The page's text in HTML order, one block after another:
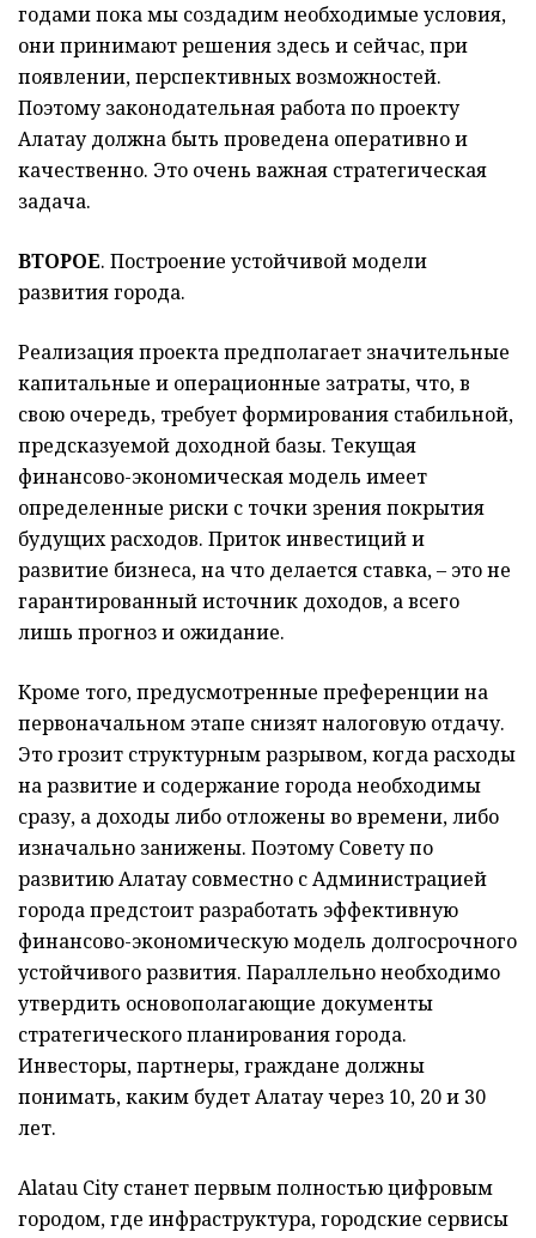
годами пока мы создадим необходимые условия,
они принимают решения здесь и сейчас, при
появлении, перспективных возможностей.
Поэтому законодательная работа по проекту
Алатау должна быть проведена оперативно и
качественно. Это очень важная стратегическая
задача.
ВТОРОЕ. Построение устойчивой модели
развития города.
Реализация проекта предполагает значительные
капитальные и операционные затраты, что, в
свою очередь, требует формирования стабильной,
предсказуемой доходной базы. Текущая
финансово-экономическая модель имеет
определенные риски с точки зрения покрытия
будущих расходов. Приток инвестиций и
развитие бизнеса, на что делается ставка, – это не
гарантированный источник доходов, а всего
лишь прогноз и ожидание.
Кроме того, предусмотренные преференции на
первоначальном этапе снизят налоговую отдачу.
Это грозит структурным разрывом, когда расходы
на развитие и содержание города необходимы
сразу, а доходы либо отложены во времени, либо
изначально занижены. Поэтому Совету по
развитию Алатау совместно с Администрацией
города предстоит разработать эффективную
финансово-экономическую модель долгосрочного
устойчивого развития. Параллельно необходимо
утвердить основополагающие документы
стратегического планирования города.
Инвесторы, партнеры, граждане должны
понимать, каким будет Алатау через 10, 20 и 30
лет.
Alatau City станет первым полностью цифровым
городом, где инфраструктура, городские сервисы